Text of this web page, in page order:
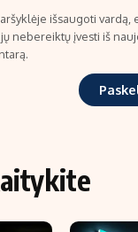
išsaugoti vardą,
nebereiktų įvesti iš